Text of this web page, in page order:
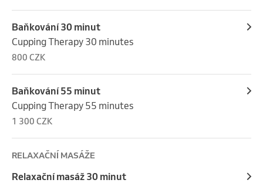
Baňkování 30 minut
Cupping Therapy 30 minutes
800 CZK
Baňkování 55 minut
Cupping Therapy 55 minutes
1 300 CZK
RELAXAČNÍ MASÁŽE
Relaxační masáž 30 minut